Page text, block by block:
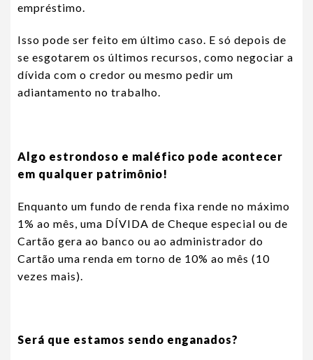
empréstimo.
Isso pode ser feito em último caso. E só depois de
se esgotarem os últimos recursos, como negociar a
dívida com o credor ou mesmo pedir um
adiantamento no trabalho.
Algo estrondoso e maléfico pode acontecer
em qualquer patrimônio!
Enquanto um fundo de renda fixa rende no máximo
1% ao mês, uma DÍVIDA de Cheque especial ou de
Cartão gera ao banco ou ao administrador do
Cartão uma renda em torno de 10% ao mês (10
vezes mais).
Será que estamos sendo enganados?